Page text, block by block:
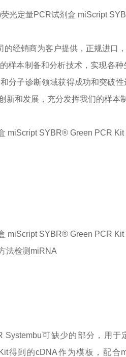
光定量PCR试剂盒 miScript
的经销商为客户提供，正规进口
样本制备和分析技术，实现各
分子诊断领域获得成功和突破
和发展，充分发挥我们的样本
miScript SYBR® Green PCR Kit
miScript SYBR® Green PCR Kit
法检测miRNA
Systembu可缺少的部分，用
得到的cDNA作为模板，配合